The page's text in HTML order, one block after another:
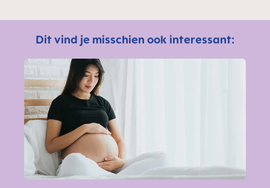
Dit vind je misschien ook interessant: